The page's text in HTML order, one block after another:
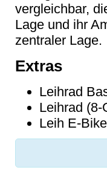
vergleichbar,
Lage und ihr
zentraler Lage.
Extras
Leihrad
Leihrad
Leih E-